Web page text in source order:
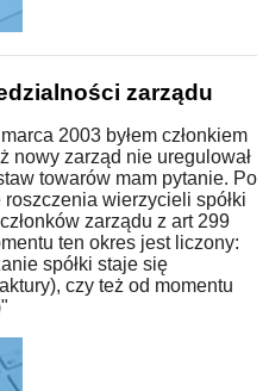
zarządu
2003 byłem członkiem
nowy zarząd nie uregulował
towarów mam pytanie. Po
wierzycieli spółki
zarządu z art 299
ten okres jest liczony:
spółki staje się
czy też od momentu